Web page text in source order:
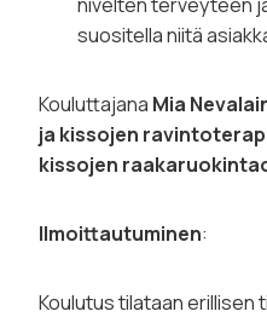
suositella niitä
Kouluttajana Mia
ja kissojen
kissojen
Ilmoittautuminen:
Koulutus tilataan erillisen